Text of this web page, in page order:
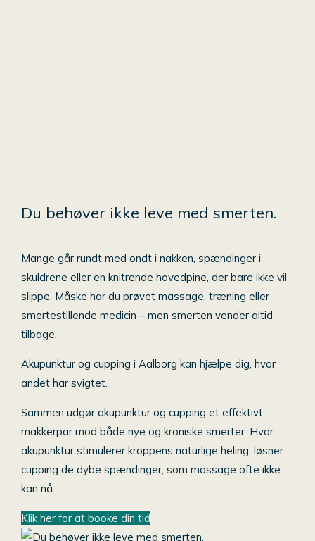
Du behøver ikke leve med smerten.
Mange går rundt med ondt i nakken, spændinger i
skuldrene eller en knitrende hovedpine, der bare ikke vil
slippe. Måske har du prøvet massage, træning eller
smertestillende medicin – men smerten vender altid
tilbage.
Akupunktur og cupping i Aalborg kan hjælpe dig, hvor
andet har svigtet.
Sammen udgør akupunktur og cupping et effektivt
makkerpar mod både nye og kroniske smerter. Hvor
akupunktur stimulerer kroppens naturlige heling, løsner
cupping de dybe spændinger, som massage ofte ikke
kan nå.
Klik her for at booke din tid